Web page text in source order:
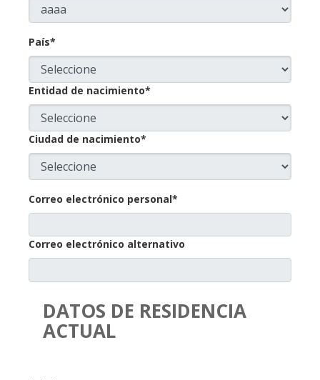
País*
Entidad de nacimiento*
Ciudad de nacimiento*
Correo electrónico personal*
Correo electrónico alternativo
DATOS DE RESIDENCIA
ACTUAL